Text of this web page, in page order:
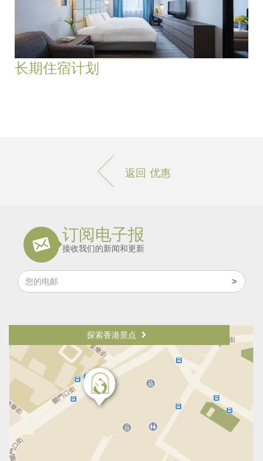
长期住宿计划
返回 优惠
订阅电子报
接收我们的新闻和更新
探索香港景点